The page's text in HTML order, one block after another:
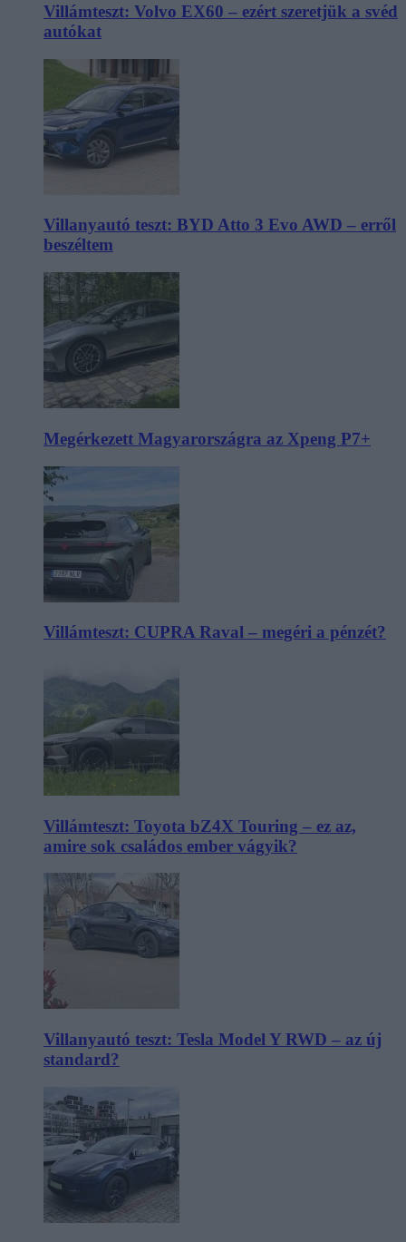
Villámteszt: Volvo EX60 – ezért szeretjük a svéd
autókat
Villanyautó teszt: BYD Atto 3 Evo AWD – erről
beszéltem
Megérkezett Magyarországra az Xpeng P7+
Villámteszt: CUPRA Raval – megéri a pénzét?
Villámteszt: Toyota bZ4X Touring – ez az,
amire sok családos ember vágyik?
Villanyautó teszt: Tesla Model Y RWD – az új
standard?